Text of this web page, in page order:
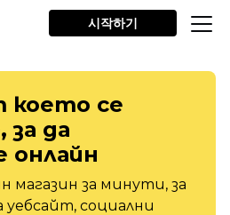
시작하기
което се
да
онлайн
магазин за минути, за
уебсайт, социални